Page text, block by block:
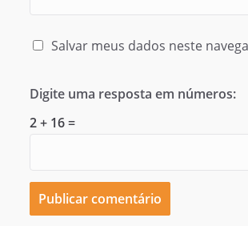
Salvar meus dados neste
Digite uma resposta em números:
2 + 16 =